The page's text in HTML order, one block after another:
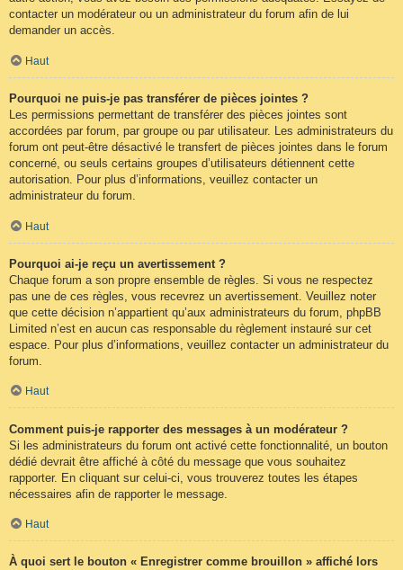
contacter un modérateur ou un administrateur du forum afin de lui
demander un accès.
Haut
Pourquoi ne puis-je pas transférer de pièces jointes ?
Les permissions permettant de transférer des pièces jointes sont
accordées par forum, par groupe ou par utilisateur. Les administrateurs du
forum ont peut-être désactivé le transfert de pièces jointes dans le forum
concerné, ou seuls certains groupes d’utilisateurs détiennent cette
autorisation. Pour plus d’informations, veuillez contacter un
administrateur du forum.
Haut
Pourquoi ai-je reçu un avertissement ?
Chaque forum a son propre ensemble de règles. Si vous ne respectez
pas une de ces règles, vous recevrez un avertissement. Veuillez noter
que cette décision n’appartient qu’aux administrateurs du forum, phpBB
Limited n’est en aucun cas responsable du règlement instauré sur cet
espace. Pour plus d’informations, veuillez contacter un administrateur du
forum.
Haut
Comment puis-je rapporter des messages à un modérateur ?
Si les administrateurs du forum ont activé cette fonctionnalité, un bouton
dédié devrait être affiché à côté du message que vous souhaitez
rapporter. En cliquant sur celui-ci, vous trouverez toutes les étapes
nécessaires afin de rapporter le message.
Haut
À quoi sert le bouton « Enregistrer comme brouillon » affiché lors